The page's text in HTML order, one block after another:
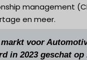
management
en meer.
markt voor
in 2023 geschat